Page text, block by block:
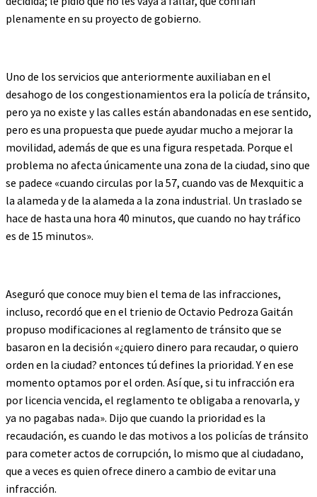
plenamente en su proyecto de gobierno.
Uno de los servicios que anteriormente auxiliaban en el
desahogo de los congestionamientos era la policía de tránsito,
pero ya no existe y las calles están abandonadas en ese sentido,
pero es una propuesta que puede ayudar mucho a mejorar la
movilidad, además de que es una figura respetada. Porque el
problema no afecta únicamente una zona de la ciudad, sino que
se padece «cuando circulas por la 57, cuando vas de Mexquitic a
la alameda y de la alameda a la zona industrial. Un traslado se
hace de hasta una hora 40 minutos, que cuando no hay tráfico
es de 15 minutos».
Aseguró que conoce muy bien el tema de las infracciones,
incluso, recordó que en el trienio de Octavio Pedroza Gaitán
propuso modificaciones al reglamento de tránsito que se
basaron en la decisión «¿quiero dinero para recaudar, o quiero
orden en la ciudad? entonces tú defines la prioridad. Y en ese
momento optamos por el orden. Así que, si tu infracción era
por licencia vencida, el reglamento te obligaba a renovarla, y
ya no pagabas nada». Dijo que cuando la prioridad es la
recaudación, es cuando le das motivos a los policías de tránsito
para cometer actos de corrupción, lo mismo que al ciudadano,
que a veces es quien ofrece dinero a cambio de evitar una
infracción.